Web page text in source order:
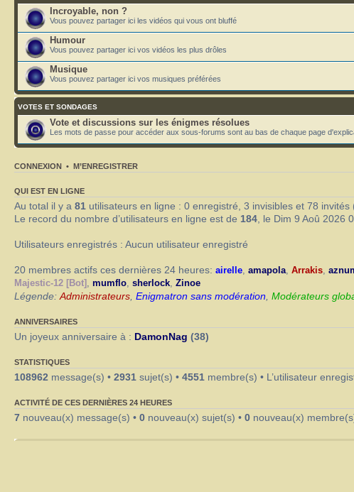
Incroyable, non ?
Vous pouvez partager ici les vidéos qui vous ont bluffé
Humour
Vous pouvez partager ici vos vidéos les plus drôles
Musique
Vous pouvez partager ici vos musiques préférées
VOTES ET SONDAGES
Vote et discussions sur les énigmes résolues
Les mots de passe pour accéder aux sous-forums sont au bas de chaque page
CONNEXION • M’ENREGISTRER
QUI EST EN LIGNE
Au total il y a 81 utilisateurs en ligne : 0 enregistré, 3 invisibles et 78
Le record du nombre d’utilisateurs en ligne est de 184, le Dim 9 Aoû 2026
Utilisateurs enregistrés : Aucun utilisateur enregistré
20 membres actifs ces dernières 24 heures: airelle, amapola, Arrakis,
Majestic-12 [Bot] , mumflo, sherlock, Zinoe
Légende:Administrateurs, Enigmatron sans modération, Modérateurs
ANNIVERSAIRES
Un joyeux anniversaire à : DamonNag (38)
STATISTIQUES
108962 message(s) • 2931 sujet(s) • 4551 membre(s) • L’utilisateur
ACTIVITÉ DE CES DERNIÈRES 24 HEURES
7 nouveau(x) message(s) • 0 nouveau(x) sujet(s) • 0 nouveau(x)